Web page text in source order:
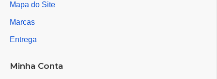
Mapa do Site
Marcas
Entrega
Minha Conta